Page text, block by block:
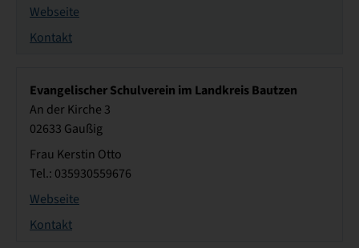
Webseite
Kontakt
Evangelischer Schulverein im Landkreis Bautzen
An der Kirche 3
02633 Gaußig
Frau Kerstin Otto
Tel.: 035930559676
Webseite
Kontakt